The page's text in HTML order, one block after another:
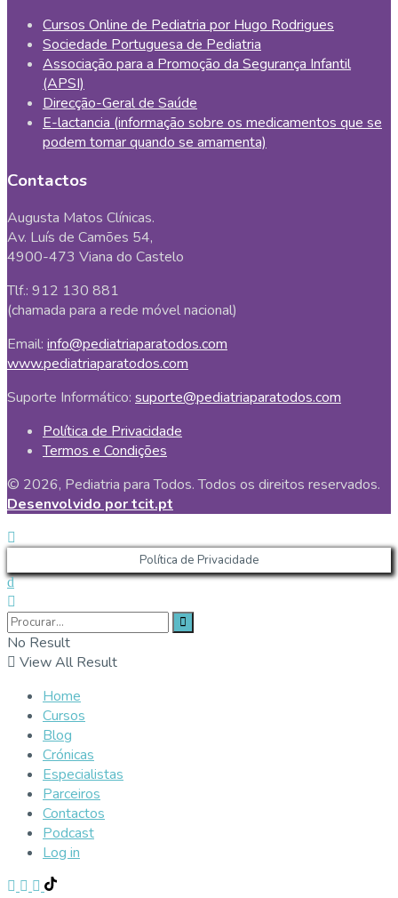
Cursos Online de Pediatria por Hugo Rodrigues
Sociedade Portuguesa de Pediatria
Associação para a Promoção da Segurança Infantil
(APSI)
Direcção-Geral de Saúde
E-lactancia (informação sobre os medicamentos que se
podem tomar quando se amamenta)
Contactos
Augusta Matos Clínicas.
Av. Luís de Camões 54,
4900-473 Viana do Castelo
Tlf.: 912 130 881
(chamada para a rede móvel nacional)
Email: info@pediatriaparatodos.com
www.pediatriaparatodos.com
Suporte Informático: suporte@pediatriaparatodos.com
Política de Privacidade
Termos e Condições
© 2026, Pediatria para Todos. Todos os direitos reservados.
Desenvolvido por tcit.pt
Política de Privacidade
No Result
View All Result
Home
Cursos
Blog
Crónicas
Especialistas
Parceiros
Contactos
Podcast
Log in